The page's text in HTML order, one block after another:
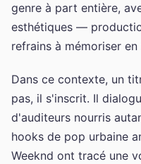
genre à part entière,
esthétiques —
refrains à mémoriser
Dans ce contexte, un
pas, il s'inscrit. Il
d'auditeurs nourris
hooks de pop urbaine
Weeknd ont tracé une